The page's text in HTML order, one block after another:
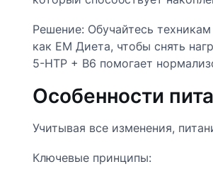
Решение: Обучайтесь
как EM Диета, чтобы снять
5-HTP + B6 помогает
Особенности
Учитывая все изменения,
Ключевые принципы: